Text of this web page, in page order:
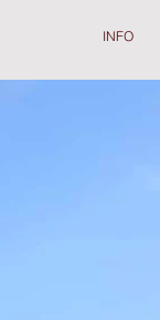
INFO